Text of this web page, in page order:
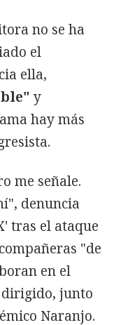
no se ha
el
ella,
y
hay más
me señale.
denuncia
tras el ataque
"de
en el
dirigido, junto
Naranjo.